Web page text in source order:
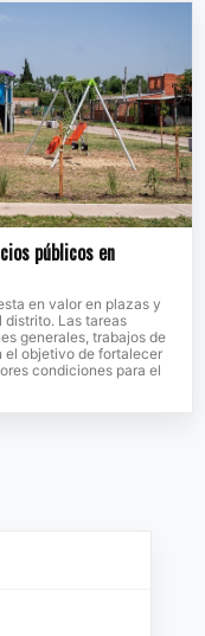
públicos en
en valor en plazas y
Las tareas
generales, trabajos de
el objetivo de fortalecer
condiciones para el